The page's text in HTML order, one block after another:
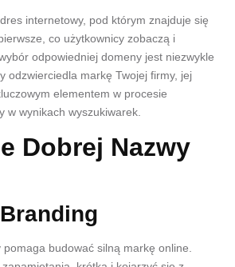
internetowy, pod którym znajduje się
co użytkownicy zobaczą i
odpowiedniej domeny jest niezwykle
odzwierciedla markę Twojej firmy, jej
elementem w procesie
w wynikach wyszukiwarek.
Dobrej Nazwy
budować silną markę online.